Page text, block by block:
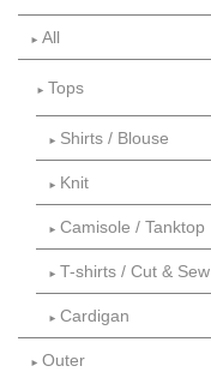
► All
► Tops
► Shirts / Blouse
► Knit
► Camisole / Tanktop
► T-shirts / Cut & Sew
► Cardigan
► Outer